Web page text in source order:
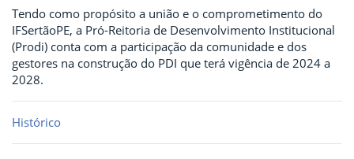
Tendo como propósito a união e o comprometimento do
IFSertãoPE, a Pró-Reitoria de Desenvolvimento Institucional
(Prodi) conta com a participação da comunidade e dos
gestores na construção do PDI que terá vigência de 2024 a
2028.
Histórico